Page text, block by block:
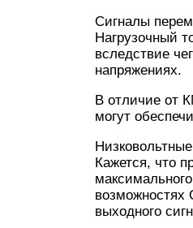
Сигналы
Нагрузочный
вследствие
напряжениях.
В отличие от
могут
Кажется, что
выходного